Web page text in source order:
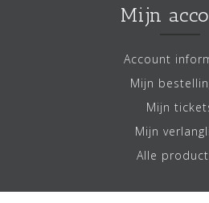
Mijn
Account
Mijn
Mijn
Mijn
Alle